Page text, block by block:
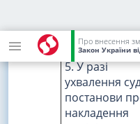
Закон України
5. У разі
ухвалення
постанови
накладення